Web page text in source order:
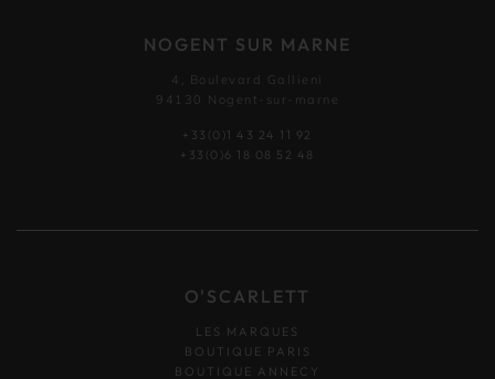
NOGENT SUR MARNE
4, Boulevard Gallieni
94130 Nogent-sur-marne
+33(0)1 43 24 11 92
+33(0)6 18 08 52 48
O'SCARLETT
LES MARQUES
BOUTIQUE PARIS
BOUTIQUE ANNECY